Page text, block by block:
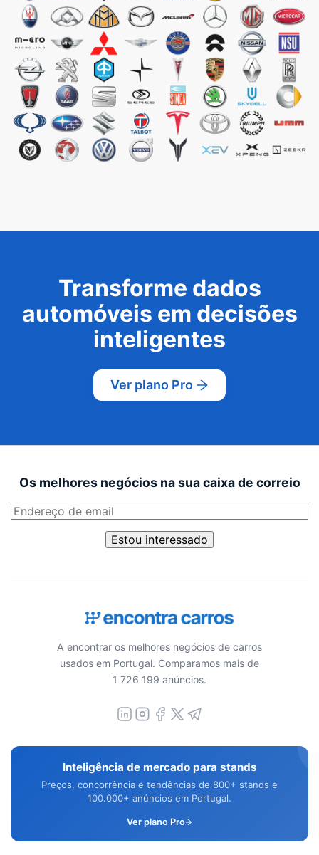
Transforme dados
automóveis em decisões
inteligentes
Ver plano Pro
Os melhores negócios na sua caixa de correio
Estou interessado
A encontrar os melhores negócios de carros
usados em Portugal. Comparamos mais de
1 726 199 anúncios.
Inteligência de mercado para stands
Preços, concorrência e tendências de 800+ stands e
100.000+ anúncios em Portugal.
Ver plano Pro